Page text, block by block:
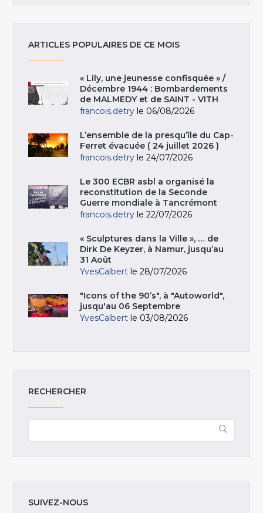
ARTICLES POPULAIRES DE CE MOIS
« Lily, une jeunesse confisquée » /
Décembre 1944 : Bombardements
de MALMEDY et de SAINT - VITH
francois.detry le 06/08/2026
L’ensemble de la presqu’île du Cap-
Ferret évacuée ( 24 juillet 2026 )
francois.detry le 24/07/2026
Le 300 ECBR asbl a organisé la
reconstitution de la Seconde
Guerre mondiale à Tancrémont
francois.detry le 22/07/2026
« Sculptures dans la Ville », … de
Dirk De Keyzer, à Namur, jusqu’au
31 Août
YvesCalbert le 28/07/2026
"Icons of the 90’s", à "Autoworld",
jusqu'au 06 Septembre
YvesCalbert le 03/08/2026
RECHERCHER
SUIVEZ-NOUS